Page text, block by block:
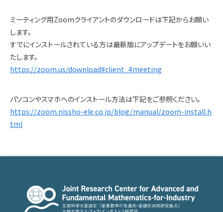
ミーティング用Zoomクライアントのダウンロードは下記からお願い
します。
すでにインストールされている方は最新版にアップデートをお願いい
たします。
https://zoom.us/download#client_4meeting
パソコンやスマホへのインストール方法は下記をご参照ください。
https://zoom.nissho-ele.co.jp/blog/manual/zoom-install.h
tml